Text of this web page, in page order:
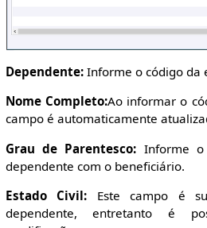
Dependente:Informe o código da
Nome Completo:Ao informar o
campo é automaticamente
Grau de Parentesco: Informe
dependente com o beneficiário.
Estado Civil: Este campo é
dependente, entretanto é